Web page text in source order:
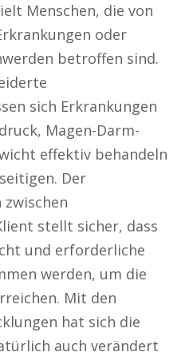
Menschen, die von
oder
betroffen sind.
sich Erkrankungen
Magen-Darm-
effektiv behandeln
Der
stellt sicher, dass
und erforderliche
werden, um die
Mit den
hat sich die
auch verändert